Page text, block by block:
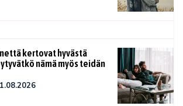
kertovat hyvästä
nämä myös teidän